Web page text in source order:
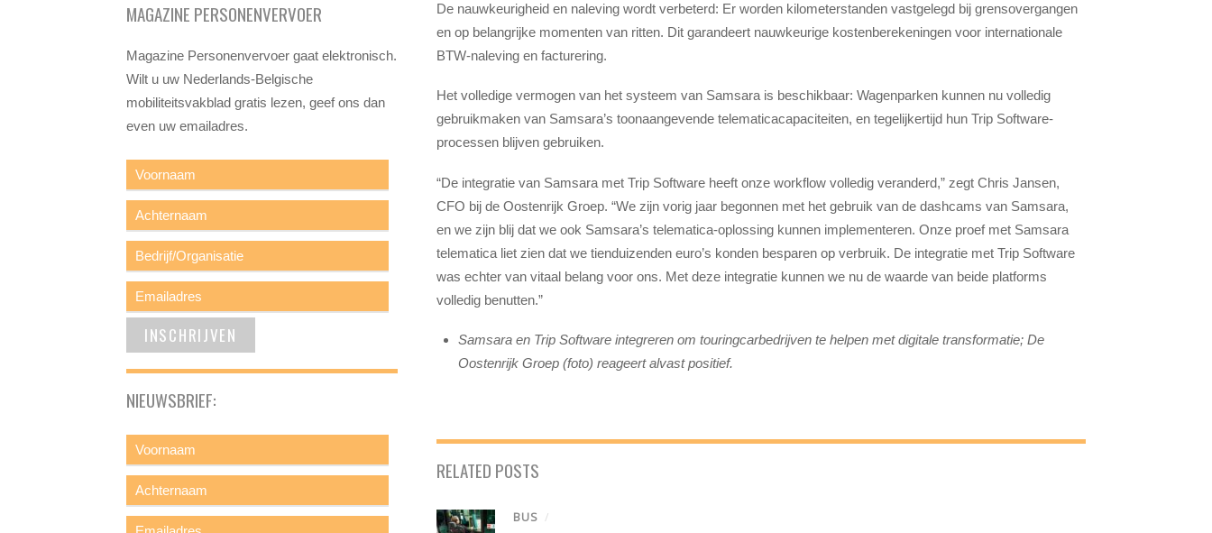
De nauwkeurigheid en naleving wordt verbeterd: Er worden kilometerstanden vastgelegd bij grensovergangen
en op belangrijke momenten van ritten. Dit garandeert nauwkeurige kostenberekeningen voor internationale
BTW-naleving en facturering.
Het volledige vermogen van het systeem van Samsara is beschikbaar: Wagenparken kunnen nu volledig
gebruikmaken van Samsara’s toonaangevende telematicacapaciteiten, en tegelijkertijd hun Trip Software-
processen blijven gebruiken.
“De integratie van Samsara met Trip Software heeft onze workflow volledig veranderd,” zegt Chris Jansen,
CFO bij de Oostenrijk Groep. “We zijn vorig jaar begonnen met het gebruik van de dashcams van Samsara,
en we zijn blij dat we ook Samsara’s telematica-oplossing kunnen implementeren. Onze proef met Samsara
telematica liet zien dat we tienduizenden euro’s konden besparen op verbruik. De integratie met Trip Software
was echter van vitaal belang voor ons. Met deze integratie kunnen we nu de waarde van beide platforms
volledig benutten.”
Samsara en Trip Software integreren om touringcarbedrijven te helpen met digitale transformatie; De
Oostenrijk Groep (foto) reageert alvast positief.
RELATED POSTS
BUS /
MAGAZINE PERSONENVERVOER
Magazine Personenvervoer gaat elektronisch.
Wilt u uw Nederlands-Belgische
mobiliteitsvakblad gratis lezen, geef ons dan
even uw emailadres.
NIEUWSBRIEF: